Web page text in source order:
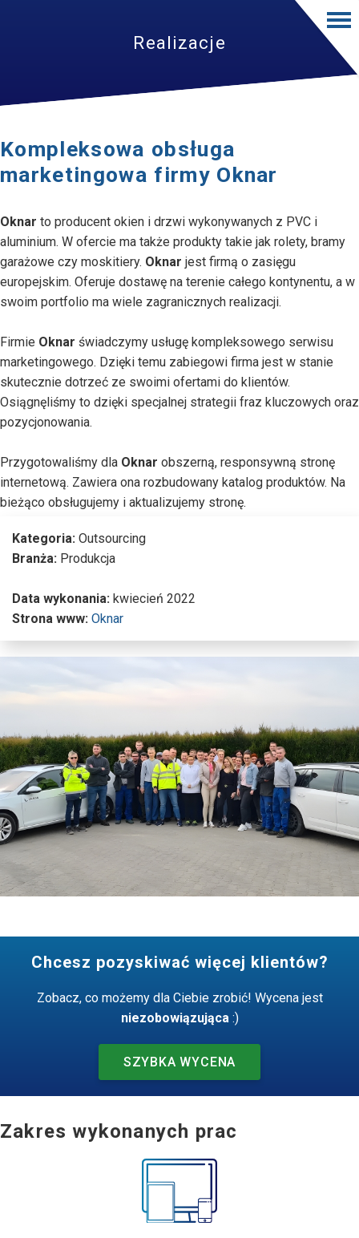
Realizacje
Kompleksowa obsługa
marketingowa firmy Oknar
Oknar to producent okien i drzwi wykonywanych z PVC i
aluminium. W ofercie ma także produkty takie jak rolety, bramy
garażowe czy moskitiery. Oknar jest firmą o zasięgu
europejskim. Oferuje dostawę na terenie całego kontynentu, a w
swoim portfolio ma wiele zagranicznych realizacji.
Firmie Oknar świadczymy usługę kompleksowego serwisu
marketingowego. Dzięki temu zabiegowi firma jest w stanie
skutecznie dotrzeć ze swoimi ofertami do klientów.
Osiągnęliśmy to dzięki specjalnej strategii fraz kluczowych oraz
pozycjonowania.
Przygotowaliśmy dla Oknar obszerną, responsywną stronę
internetową. Zawiera ona rozbudowany katalog produktów. Na
bieżąco obsługujemy i aktualizujemy stronę.
Kategoria: Outsourcing
Branża: Produkcja
Data wykonania: kwiecień 2022
Strona www: Oknar
Chcesz pozyskiwać więcej klientów?
Zobacz, co możemy dla Ciebie zrobić! Wycena jest
niezobowiązująca:)
SZYBKA WYCENA
Zakres wykonanych prac